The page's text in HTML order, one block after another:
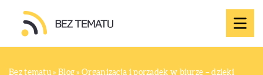
Bez tematu » Blog »Organizacja i porządek w biurze – dzięki